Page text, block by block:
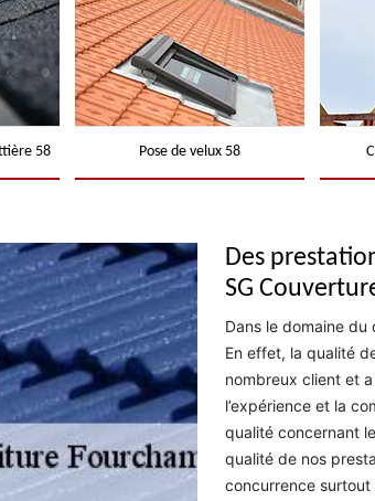
58 Pose de velux 58
Des
SG
Dans le domaine
En effet, la qualité
nombreux client et
l’expérience et la
qualité concernant
qualité de nos
concurrence